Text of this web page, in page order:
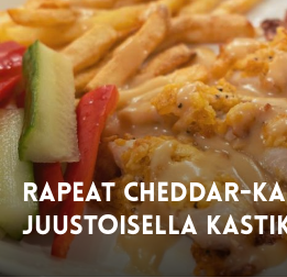
Rapeat cheddar-
juustoisella